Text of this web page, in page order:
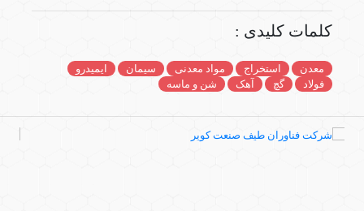
کلمات کلیدی :
معدن استخراج مواد معدنی سیمان
ایمیدرو
فولاد
گچ آهک شن و ماسه